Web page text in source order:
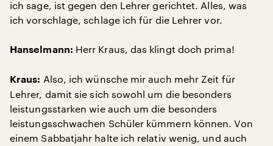
ich sage, ist gegen den Lehrer gerichtet. Alles, was
ich vorschlage, schlage ich für die Lehrer vor.
Hanselmann: Herr Kraus, das klingt doch prima!
Kraus: Also, ich wünsche mir auch mehr Zeit für
Lehrer, damit sie sich sowohl um die besonders
leistungsstarken wie auch um die besonders
leistungsschwachen Schüler kümmern können. Von
einem Sabbatjahr halte ich relativ wenig, und auch